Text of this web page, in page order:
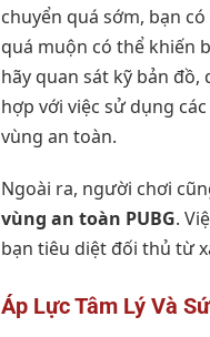
chuyển quá sớm, bạn
quá muộn có thể khiến
hãy quan sát kỹ bản
hợp với việc sử dụng
vùng an toàn.
Ngoài ra, người chơi
vùng an toàn PUBG.
bạn tiêu diệt đối thủ từ
Áp Lực Tâm Lý Và